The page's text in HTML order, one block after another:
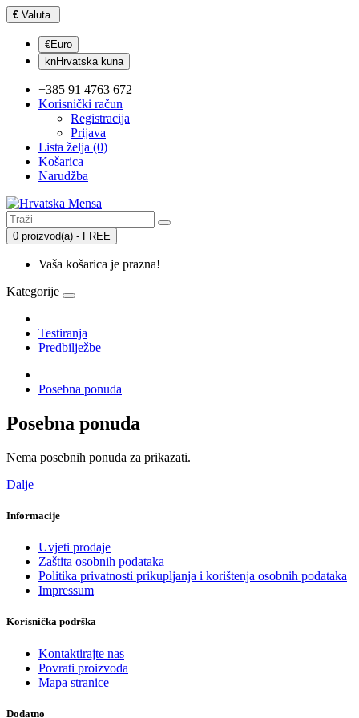
€ Valuta
€Euro
knHrvatska kuna
+385 91 4763 672
Korisnički račun
Registracija
Prijava
Lista želja (0)
Košarica
Narudžba
0 proizvod(a) - FREE
Vaša košarica je prazna!
Kategorije
Testiranja
Predbilježbe
Posebna ponuda
Posebna ponuda
Nema posebnih ponuda za prikazati.
Dalje
Informacije
Uvjeti prodaje
Zaštita osobnih podataka
Politika privatnosti prikupljanja i korištenja osobnih podataka
Impressum
Korisnička podrška
Kontaktirajte nas
Povrati proizvoda
Mapa stranice
Dodatno